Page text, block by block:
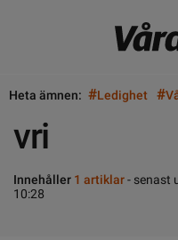
Heta ämnen: #Ledighet #
vri
Innehåller 1 artiklar- senast
10:28